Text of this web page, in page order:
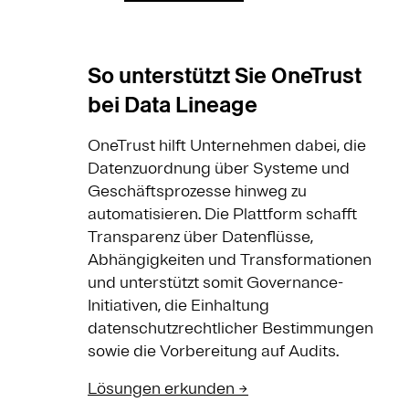
So unterstützt Sie OneTrust
bei Data Lineage
OneTrust hilft Unternehmen dabei, die
Datenzuordnung über Systeme und
Geschäftsprozesse hinweg zu
automatisieren. Die Plattform schafft
Transparenz über Datenflüsse,
Abhängigkeiten und Transformationen
und unterstützt somit Governance-
Initiativen, die Einhaltung
datenschutzrechtlicher Bestimmungen
sowie die Vorbereitung auf Audits.
Lösungen erkunden →